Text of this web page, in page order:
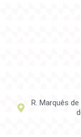
R. Marquês